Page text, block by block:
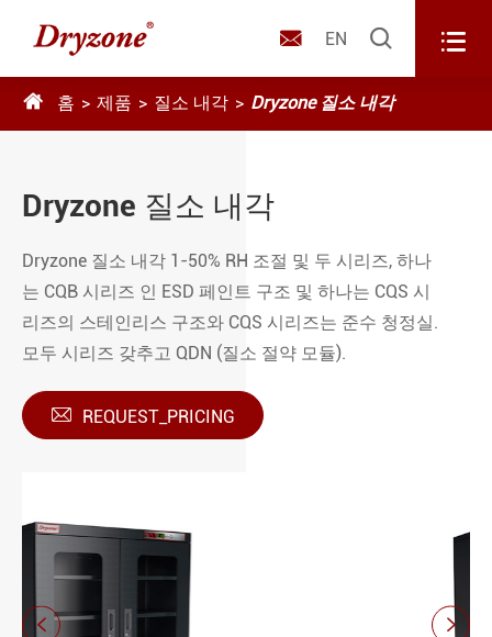
 EN  
 홈 제품 질소 내각 Dryzone 질소 내각
Dryzone 질소 내각
Dryzone 질소 내각 1-50% RH 조절 및 두 시리즈, 하나
는 CQB 시리즈 인 ESD 페인트 구조 및 하나는 CQS 시
리즈의 스테인리스 구조와 CQS 시리즈는 준수 청정실.
모두 시리즈 갖추고 QDN (질소 절약 모듈).
 REQUEST_PRICING
 